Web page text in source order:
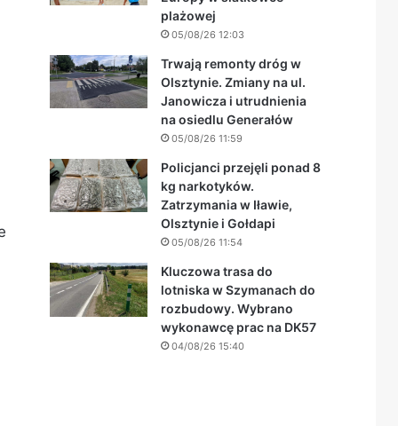
plażowej
05/08/26 12:03
Trwają remonty dróg w
Olsztynie. Zmiany na ul.
Janowicza i utrudnienia
na osiedlu Generałów
05/08/26 11:59
Policjanci przejęli ponad 8
kg narkotyków.
Zatrzymania w Iławie,
Olsztynie i Gołdapi
05/08/26 11:54
Kluczowa trasa do
lotniska w Szymanach do
rozbudowy. Wybrano
wykonawcę prac na DK57
04/08/26 15:40